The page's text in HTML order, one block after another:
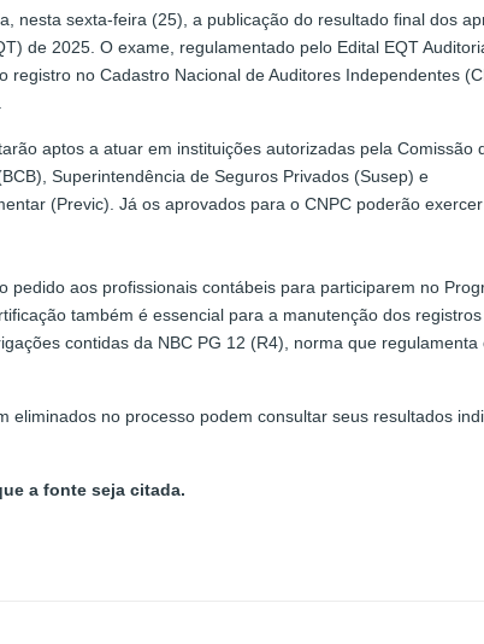
nesta sexta-feira (25), a publicação do resultado final dos
de 2025. O exame, regulamentado pelo Edital EQT
registro no Cadastro Nacional de Auditores Independentes
aptos a atuar em instituições autorizadas pela Comissão
Superintendência de Seguros Privados (Susep) e
(Previc). Já os aprovados para o CNPC poderão
pedido aos profissionais contábeis para participarem no
também é essencial para a manutenção dos
contidas da NBC PG 12 (R4), norma que regulamenta
no processo podem consultar seus resultados
a fonte seja citada.